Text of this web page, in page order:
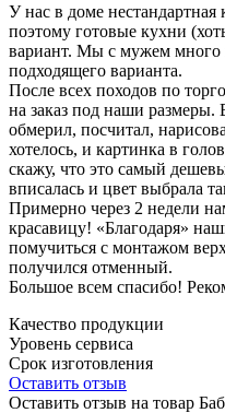
У нас в доме нестандартная
поэтому готовые кухни
вариант. Мы с мужем много
подходящего варианта.
После всех походов по
на заказ под наши
обмерил, посчитал,
хотелось, и картинка в
скажу, что это самый
вписалась и цвет выбрала
Примерно через 2 недели
красавицу! «Благодаря»
помучиться с монтажом
получился отменный.
Большое всем спасибо!
Качество продукции
Уровень сервиса
Срок изготовления
Оставить отзыв
Оставить отзыв на товар